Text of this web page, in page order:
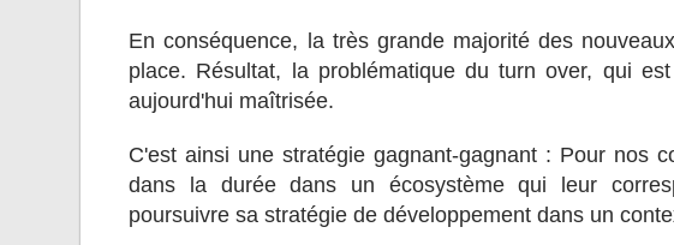
En conséquence, la très grande majorité des
place. Résultat, la problématique du turn over, qui
aujourd'hui maîtrisée.
C'est ainsi une stratégie gagnant-gagnant : Pour nos
dans la durée dans un écosystème qui leur
poursuivre sa stratégie de développement dans un